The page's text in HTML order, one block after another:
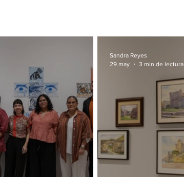
Sandra Reyes
29 may
3 min de lectura